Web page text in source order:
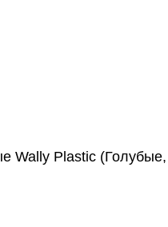
Wally Plastic (Голубые,